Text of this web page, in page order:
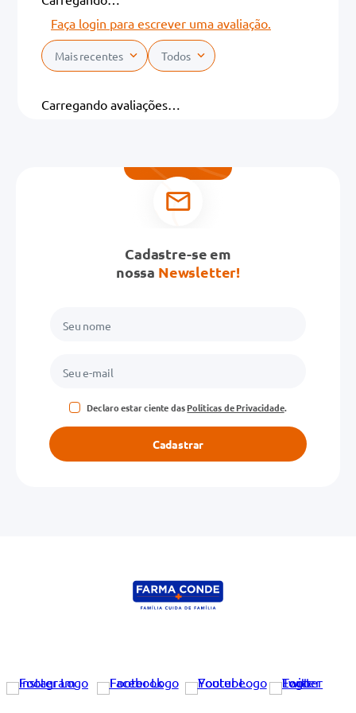
Faça login para escrever uma avaliação.
Mais recentes Todos
Carregando avaliações…
Cadastre-se em
nossa Newsletter!
Declaro estar ciente dasPolíticas de Privacidade.
Cadastrar